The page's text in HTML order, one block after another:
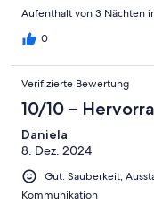
Aufenthalt von 3 Nächten
0
Verifizierte Bewertung
10/10 –
Daniela
8. Dez. 2024
Gut: Sauberkeit,
Kommunikation